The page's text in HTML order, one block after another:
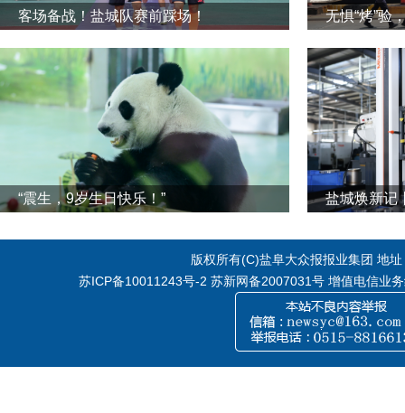
客场备战！盐城队赛前踩场！ 无惧“烤”验
“震生，9岁生日快乐！”
版权所有(C)盐阜大众报报业集团 地
苏ICP备10011243号-2 苏新网备2007031号 增值电信业